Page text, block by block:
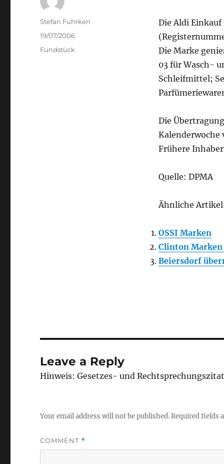
Die Aldi Einkauf
Die Marke
03 für Wasch-
Schleifmittel;
Die
Frühere
Quelle: DPMA
Ähnliche
OSSI Marken
Clinton Marken
Beiersdorf
Author
Stefan Fuhrken
Posted
19/07/2006
Categories
Fundstück
Leave a Reply
Hinweis: Gesetzes- und
Your email address will not be published.Required fields
COMMENT *